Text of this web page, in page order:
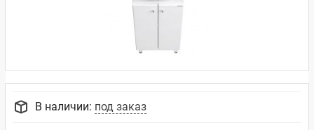
В наличии: под заказ